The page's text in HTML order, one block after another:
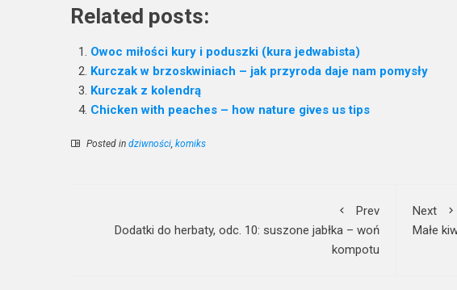
Related posts:
Owoc miłości kury i poduszki (kura jedwabista)
Kurczak w brzoskwiniach – jak przyroda daje nam pomysły
Kurczak z kolendrą
Chicken with peaches – how nature gives us tips
Posted in dziwności, komiks
Prev
Dodatki do herbaty, odc. 10: suszone jabłka – woń
kompotu
Next
Małe